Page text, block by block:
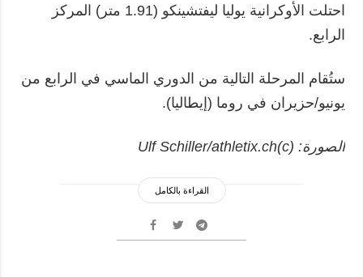
احتلت الأوكرانية يوليا ليفتشينكو (1.91 متر) المركز
الرابع.
ستُقام المرحلة التالية من الدوري الماسي في الرابع من
يونيو/حزيران في روما (إيطاليا).
الصورة: (с)Ulf Schiller/athletix.ch
القراءة بالكامل